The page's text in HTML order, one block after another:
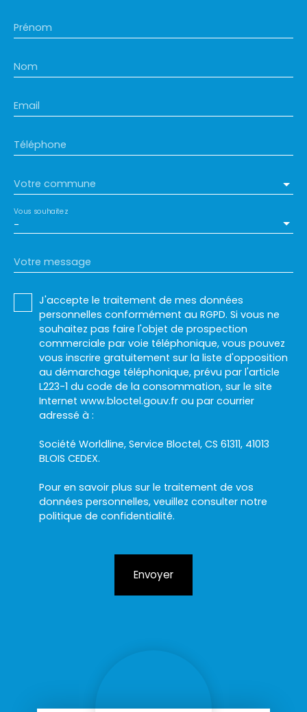
Prénom
Nom
Email
Téléphone
Votre commune
-
Vous souhaitez
Votre message
J'accepte le traitement de mes données
personnelles conformément au RGPD. Si vous ne
souhaitez pas faire l'objet de prospection
commerciale par voie téléphonique, vous pouvez
vous inscrire gratuitement sur la liste d'opposition
au démarchage téléphonique, prévu par l'article
L223-1 du code de la consommation, sur le site
Internet www.bloctel.gouv.fr ou par courrier
adressé à :
Société Worldline, Service Bloctel, CS 61311, 41013
BLOIS CEDEX.
Pour en savoir plus sur le traitement de vos
données personnelles, veuillez consulter notre
politique de confidentialité.
Envoyer